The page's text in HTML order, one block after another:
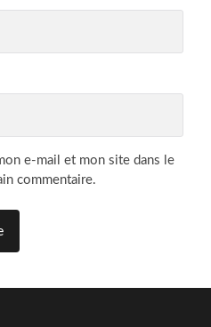
e-mail et mon site dans le
commentaire.